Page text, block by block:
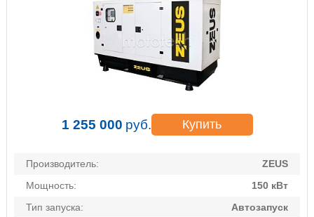
1 255 000 руб. Купить
Производитель:
ZEUS
Мощность:
150 кВт
Тип запуска:
Автозапуск